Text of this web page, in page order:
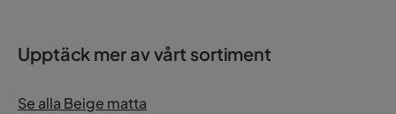
Upptäck mer av vårt sortiment
Se alla Beige matta